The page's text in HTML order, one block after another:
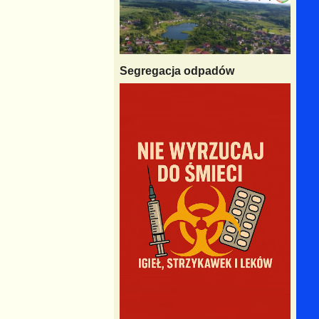
Segregacja odpadów